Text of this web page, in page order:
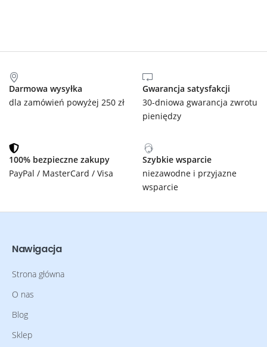
Darmowa wysyłka
dla zamówień powyżej 250 zł
Gwarancja satysfakcji
30-dniowa gwarancja zwrotu
pieniędzy
100% bezpieczne zakupy
PayPal / MasterCard / Visa
Szybkie wsparcie
niezawodne i przyjazne
wsparcie
Nawigacja
Strona główna
O nas
Blog
Sklep